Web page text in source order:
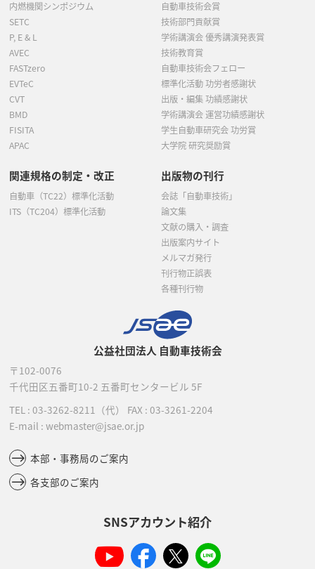
公益社団法人 自動車技術会
〒102-0076
千代田区五番町10-2 五番町センタービル 5F
TEL : 03-3262-8211 （代） FAX : 03-3261-2204
E-mail : webmaster@jsae.or.jp
本部・事務局のご案内
各支部のご案内
SNSアカウント紹介
内燃機関シンポジウム
SETC
P, E & L
AVEC
FASTzero
EVTeC
CVT
BMD
FISITA
APAC
自動車技術会賞
技術部門貢献賞
学術講演会 優秀講演発表賞
技術教育賞
自動車技術会フェロー
標準化活動 功労者感謝状
出版・編集 功績感謝状
学術講演会 運営功績感謝状
学生自動車研究会 功労賞
大学院 研究奨励賞
関連規格の制定・改正
自動車（TC22）標準化活動
ITS（TC204）標準化活動
出版物の刊行
会誌「自動車技術」
論文集
文献の購入・調査
出版案内サイト
メルマガ発行
刊行物正誤表
各種刊行物